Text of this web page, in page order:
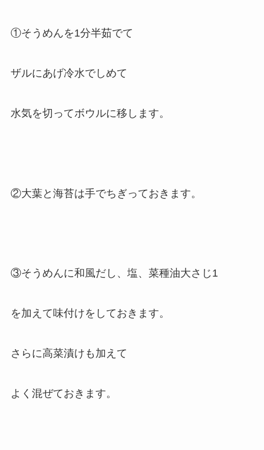
①そうめんを1分半茹でて
ザルにあげ冷水でしめて
水気を切ってボウルに移します。
②大葉と海苔は手でちぎっておきます。
③そうめんに和風だし、塩、菜種油大さじ1
を加えて味付けをしておきます。
さらに高菜漬けも加えて
よく混ぜておきます。